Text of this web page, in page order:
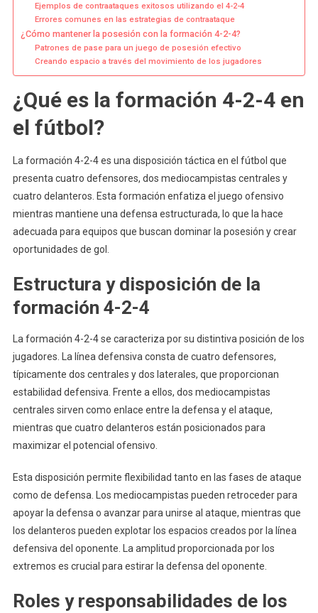
Ejemplos de contraataques exitosos utilizando el 4-2-4
Errores comunes en las estrategias de contraataque
¿Cómo mantener la posesión con la formación 4-2-4?
Patrones de pase para un juego de posesión efectivo
Creando espacio a través del movimiento de los jugadores
¿Qué es la formación 4-2-4 en
el fútbol?
La formación 4-2-4 es una disposición táctica en el fútbol que
presenta cuatro defensores, dos mediocampistas centrales y
cuatro delanteros. Esta formación enfatiza el juego ofensivo
mientras mantiene una defensa estructurada, lo que la hace
adecuada para equipos que buscan dominar la posesión y crear
oportunidades de gol.
Estructura y disposición de la
formación 4-2-4
La formación 4-2-4 se caracteriza por su distintiva posición de los
jugadores. La línea defensiva consta de cuatro defensores,
típicamente dos centrales y dos laterales, que proporcionan
estabilidad defensiva. Frente a ellos, dos mediocampistas
centrales sirven como enlace entre la defensa y el ataque,
mientras que cuatro delanteros están posicionados para
maximizar el potencial ofensivo.
Esta disposición permite flexibilidad tanto en las fases de ataque
como de defensa. Los mediocampistas pueden retroceder para
apoyar la defensa o avanzar para unirse al ataque, mientras que
los delanteros pueden explotar los espacios creados por la línea
defensiva del oponente. La amplitud proporcionada por los
extremos es crucial para estirar la defensa del oponente.
Roles y responsabilidades de los